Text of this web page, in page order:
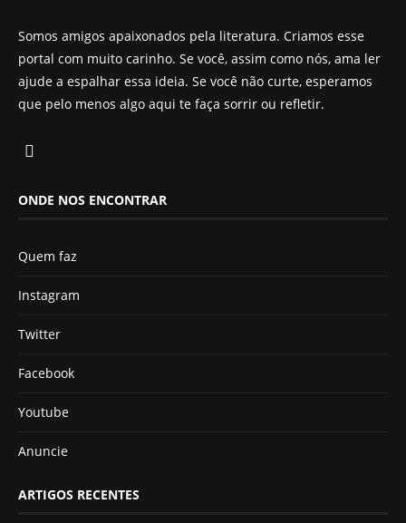
Somos amigos apaixonados pela literatura. Criamos esse
portal com muito carinho. Se você, assim como nós, ama ler
ajude a espalhar essa ideia. Se você não curte, esperamos
que pelo menos algo aqui te faça sorrir ou refletir.
ONDE NOS ENCONTRAR
Quem faz
Instagram
Twitter
Facebook
Youtube
Anuncie
ARTIGOS RECENTES